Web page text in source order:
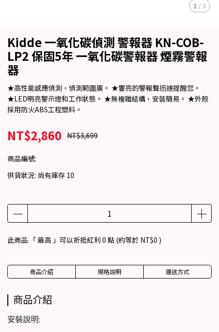
1 /3
Kidde 一氧化碳偵測 警報器 KN-COB-
LP2 保固5年 一氧化碳警報器 煙霧警報
器
★高性能感應偵測，偵測範圍廣。 ★響亮的警報聲迅速提醒您。
★LED明亮警示燈和工作狀態。 ★無複雜結構，安裝簡易。 ★外殼
採用防火ABS工程塑料。
NT$2,860 NT$3,699
商品編號:
供貨狀況: 尚有庫存 10
此商品 「 最高 」可以折抵紅利 0 點 (約等於 NT$0 )
商品介紹 規格說明 運送方式
商品介紹
安裝說明: